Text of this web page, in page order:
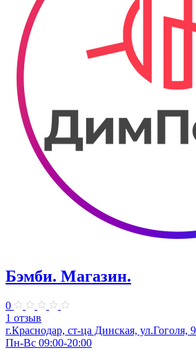
Бэмби. Магазин.
0
1 отзыв
г.Краснодар, ст-ца Динская, ул.Гоголя,
Пн-Вс 09:00-20:00